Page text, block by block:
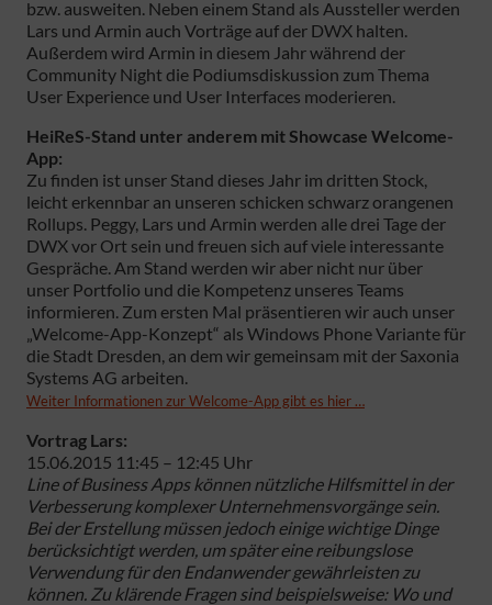
bzw. ausweiten. Neben einem Stand als Aussteller werden
Lars und Armin auch Vorträge auf der DWX halten.
Außerdem wird Armin in diesem Jahr während der
Community Night die Podiumsdiskussion zum Thema
User Experience und User Interfaces moderieren.
HeiReS-Stand unter anderem mit Showcase Welcome-
App:
Zu finden ist unser Stand dieses Jahr im dritten Stock,
leicht erkennbar an unseren schicken schwarz orangenen
Rollups. Peggy, Lars und Armin werden alle drei Tage der
DWX vor Ort sein und freuen sich auf viele interessante
Gespräche. Am Stand werden wir aber nicht nur über
unser Portfolio und die Kompetenz unseres Teams
informieren. Zum ersten Mal präsentieren wir auch unser
„Welcome-App-Konzept“ als Windows Phone Variante für
die Stadt Dresden, an dem wir gemeinsam mit der Saxonia
Systems AG arbeiten.
Weiter Informationen zur Welcome-App gibt es hier …
Vortrag Lars:
15.06.2015 11:45 – 12:45 Uhr
Line of Business Apps können nützliche Hilfsmittel in der
Verbesserung komplexer Unternehmensvorgänge sein.
Bei der Erstellung müssen jedoch einige wichtige Dinge
berücksichtigt werden, um später eine reibungslose
Verwendung für den Endanwender gewährleisten zu
können. Zu klärende Fragen sind beispielsweise: Wo und